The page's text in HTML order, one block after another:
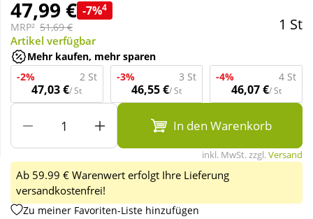
Sanitätshaus
Sport & Fitness
Tierbedarf
Wellness
47,99 € -7%4
MRP² 51,69 € 1 St
Artikel verfügbar
Mehr kaufen, mehr sparen
-2%
2 St
47,03 €/ St
-3% 3 St
46,55 €/ St
-4% 4 St
46,07 €/ St
In den Warenkorb
inkl. MwSt. zzgl.Versand
Ab 59.99 € Warenwert erfolgt Ihre Lieferung
versandkostenfrei!
Zu meiner Favoriten-Liste hinzufügen